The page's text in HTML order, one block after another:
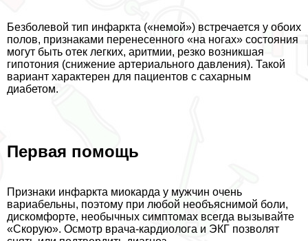
Безболевой тип инфаркта («немой») встречается у обоих
полов, признаками перенесенного «на ногах» состояния
могут быть отек легких, аритмии, резко возникшая
гипотония (снижение артериального давления). Такой
вариант хаpaктерен для пациентов с сахарным
диабетом.
Первая помощь
Признаки инфаркта миокарда у мужчин очень
вариабельны, поэтому при любой необъяснимой боли,
дискомфорте, необычных симптомах всегда вызывайте
«Скорую». Осмотр врача-кардиолога и ЭКГ позволят